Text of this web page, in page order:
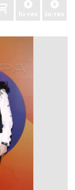
hi-res lo-res